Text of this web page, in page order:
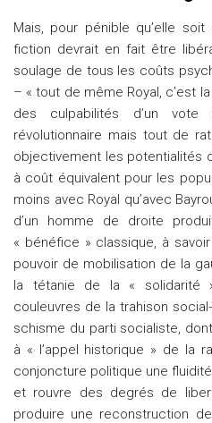
Mais, pour pénible qu’elle soit
fiction devrait en fait être
soulage de tous les coûts
– « tout de même Royal, c’est
des culpabilités d’un
révolutionnaire mais tout de
objectivement les potentialités
à coût équivalent pour les
moins avec Royal qu’avec
d’un homme de droite
« bénéfice » classique, à
pouvoir de mobilisation de la
la tétanie de la « solidarité
couleuvres de la trahison
schisme du parti socialiste,
à « l’appel historique » de la
conjoncture politique une
et rouvre des degrés de
produire une reconstruction